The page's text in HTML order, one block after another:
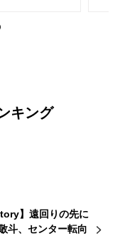
キング
】遠回りの先に
斗、センター転向